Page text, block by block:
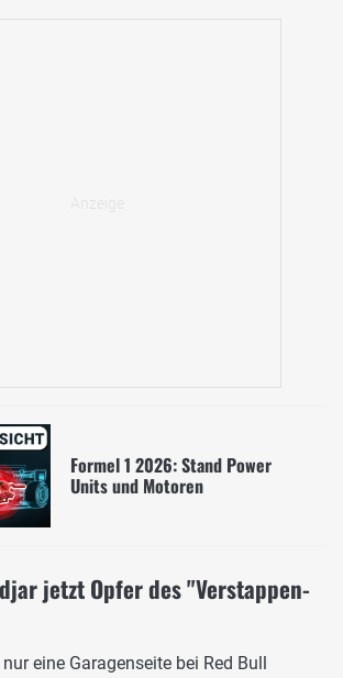
Formel 1 2026: Stand Power
Units und Motoren
jetzt Opfer des "Verstappen-
eine Garagenseite bei Red Bull